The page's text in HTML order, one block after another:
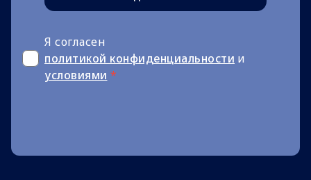
Я согласен
политикой конфиденциальности и
условиями *